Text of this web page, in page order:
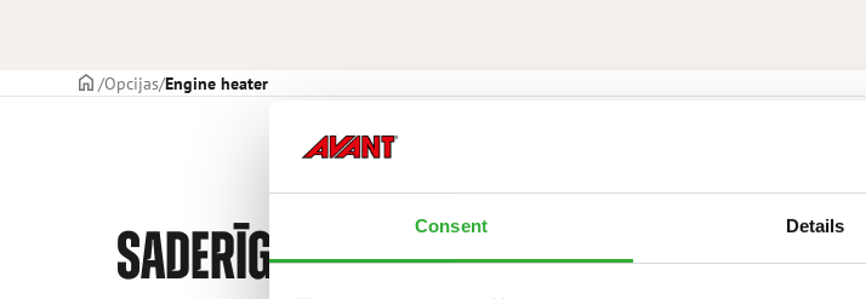
Consent Details
TITULLAPA
Opcijas Engine heater
SADERĪGI MODEĻI